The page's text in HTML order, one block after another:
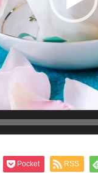
Pocket RSS